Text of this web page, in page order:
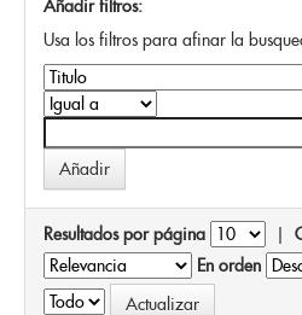
Añadir filtros:
Usa los filtros para afinar la
Resultados por página |
En orden